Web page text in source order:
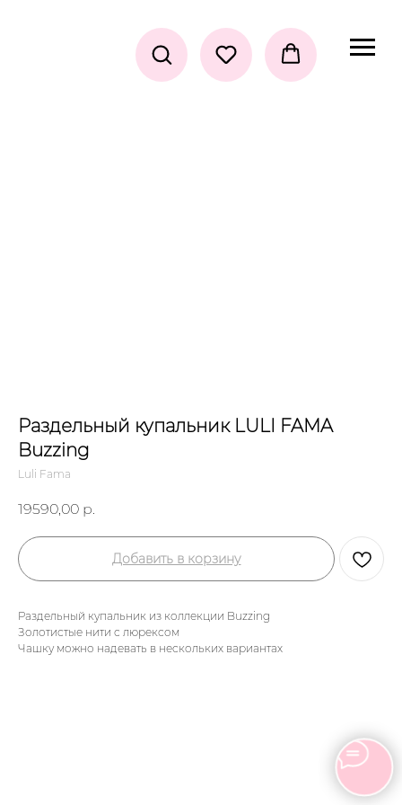
Раздельный купальник LULI FAMA
Buzzing
Luli Fama
19590,00 р.
Добавить в корзину
Раздельный купальник из коллекции Buzzing
Золотистые нити с люрексом
Чашку можно надевать в нескольких вариантах